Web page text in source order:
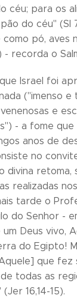
céu; para os
do céu" (Sl
pó, aves
- recorda o
Israel foi
("imenso e
e
- a fome
anos de
no
divina retoma,
realizadas
tarde o
do Senhor -
Deus vivo,
do Egipto!
que fez
todas as
16,14-15).